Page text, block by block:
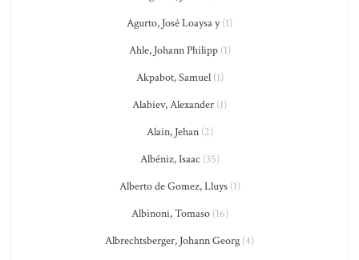
Agurto, José Loaysa y(1)
Ahle, Johann Philipp(1)
Akpabot, Samuel(1)
Alabiev, Alexander (1)
Alain, Jehan(2)
Albéniz, Isaac (35)
Alberto de Gomez, Lluys(1)
Albinoni, Tomaso(16)
Albrechtsberger, Johann Georg (4)